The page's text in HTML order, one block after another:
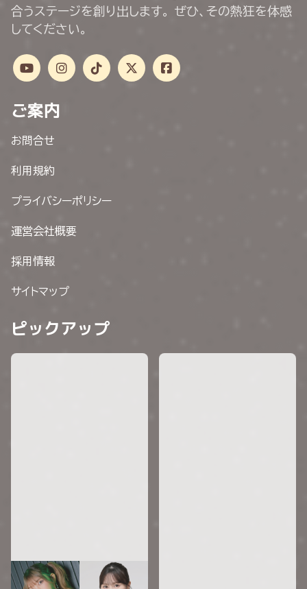
合うステージを創り出します。 ぜひ、その熱狂を体感
してください。
ご案内
お問合せ
利用規約
プライバシーポリシー
運営会社概要
採用情報
サイトマップ
ピックアップ